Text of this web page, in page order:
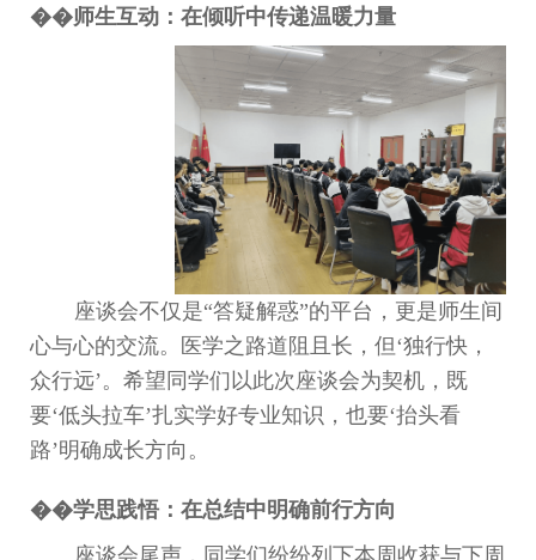
��师生互动：在倾听中传递温暖力量
座谈会不仅是“答疑解惑”的平台，更是师生间
心与心的交流。医学之路道阻且长，但‘独行快，
众行远’。希望同学们以此次座谈会为契机，既
要‘低头拉车’扎实学好专业知识，也要‘抬头看
路’明确成长方向。
��学思践悟：在总结中明确前行方向